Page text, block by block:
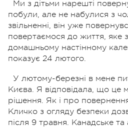
Ми з дітьми нарешті
побули, але не набулися з
звільненні, він уже
повертаємося до життя, яке
домашньому настінному
показує 24 лютого.
У лютому-березні в мене
Києва. Я відповідала, що це
рішення. Як і про
Кличко з огляду безпеки
після 9 травня. Канадське